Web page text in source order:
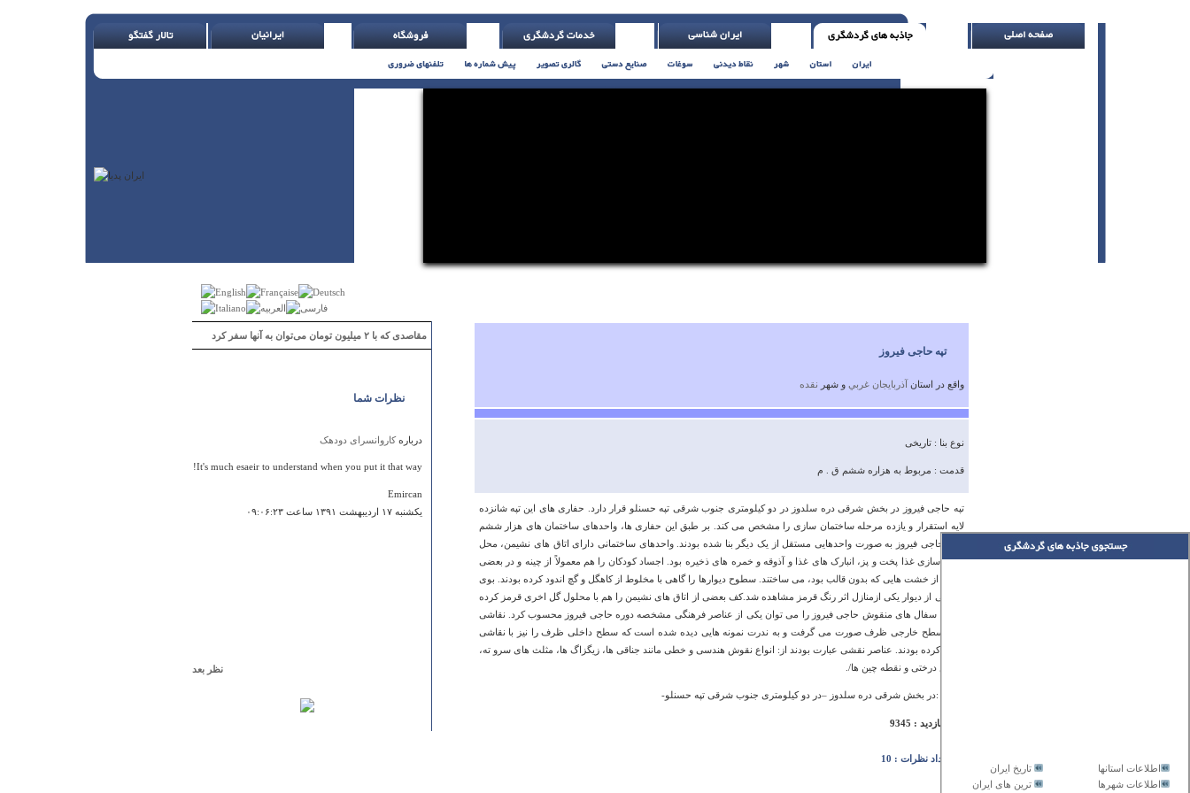
تاریخ ایران
اطلاعات استانها
ترین های ایران
اطلاعات شهرها
مقاصدی که با ۲ میلیون تومان می‌توان به آنها سفر کرد
نظرات شما
دربارهکاروانسرای دودهک
It's much esaeir to understand when you put it that way!
Emircan
يكشنبه ۱۷ ارديبهشت ۱۳۹۱ ساعت ۰۹:۰۶:۲۳
نظر بعد
تپه حاجی فیروز
واقع در استانآذربايجان غربي و شهر نقده
نوع بنا : تاریخی
قدمت : مربوط به هزاره ششم ق . م
تپه حاجی فیروز در بخش شرقی دره سلدوز در دو کیلومتری جنوب شرقی تپه حسنلو قرار دارد. حفاری های این تپه شانزده
لایه استقرار و یازده مرحله ساختمان سازی را مشخص می کند. بر طبق این حفاری ها، واحدهای ساختمان های هزار ششم
ق.م حاجی فیروز به صورت واحدهایی مستقل از یک دیگر بنا شده بودند. واحدهای ساختمانی دارای اتاق های نشیمن، محل
آماده سازی غذا پخت و پز، انبارک های غذا و آذوقه و خمره های ذخیره بود. اجساد کودکان را هم معمولاً از چینه و در بعضی
موارد از خشت هایی که بدون قالب بود، می ساختند. سطوح دیوارها را گاهی با مخلوط از کاهگل و گچ اندود کرده بودند. بوی
قسمتی از دیوار یکی ازمنازل اثر رنگ قرمز مشاهده شد.کف بعضی از اتاق های نشیمن را هم با محلول گل اخری قرمز کرده
باشند. سفال های منقوش حاجی فیروز را می توان یکی از عناصر فرهنگی مشخصه دوره حاجی فیروز محسوب کرد. نقاشی
روی سطح خارجی ظرف صورت می گرفت و به ندرت نمونه هایی دیده شده است که سطح داخلی ظرف را نیز با نقاشی
تزئین کرده بودند. عناصر نقشی عبارت بودند از: انواع نقوش هندسی و خطی مانند جناقی ها، زیگزاگ ها، مثلث های سرو ته،
نقوش درختی و نقطه چین ها/.
آدرس :در بخش شرقی دره سلدوز –در دو کیلومتری جنوب شرقی تپه حسنلو-
تعداد بازدید : 9345
تعداد نظرات : 10